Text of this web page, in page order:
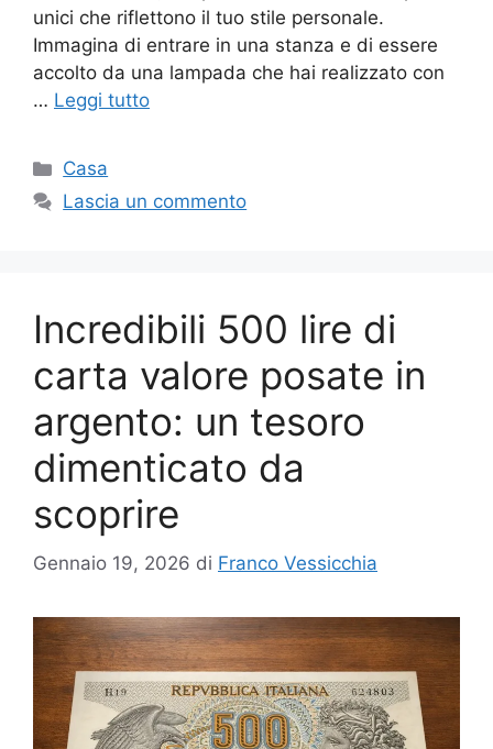
unici che riflettono il tuo stile personale.
Immagina di entrare in una stanza e di essere
accolto da una lampada che hai realizzato con
… Leggi tutto
Categorie
Casa
Lascia un commento
Incredibili 500 lire di
carta valore posate in
argento: un tesoro
dimenticato da
scoprire
Gennaio 19, 2026 di Franco Vessicchia